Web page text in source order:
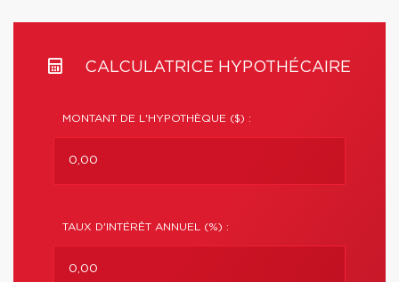
CALCULATRICE HYPOTHÉCAIRE
MONTANT DE L'HYPOTHÈQUE ($) :
TAUX D'INTÉRÊT ANNUEL (%) :